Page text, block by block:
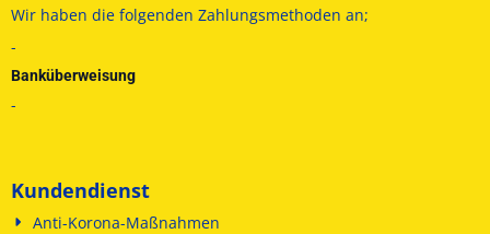
Wir haben die folgenden Zahlungsmethoden an;
-
Banküberweisung
-
Kundendienst
Anti-Korona-Maßnahmen